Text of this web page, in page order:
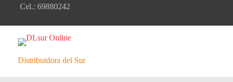
Cel.: 69880242
Distribuidora del Sur